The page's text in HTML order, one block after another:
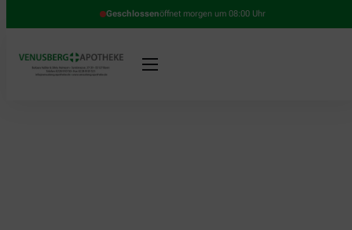
Geschlossenöffnet morgen um 08:00 Uhr